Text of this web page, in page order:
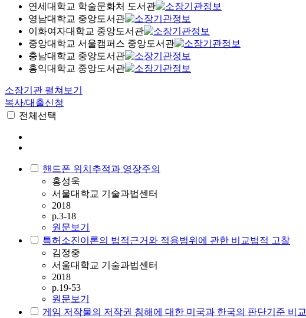
연세대학교 학술문화처 도서관
영남대학교 중앙도서관
이화여자대학교 중앙도서관
중앙대학교 서울캠퍼스 중앙도서관
충남대학교 중앙도서관
홍익대학교 중앙도서관
소장기관 펼쳐보기
복사/대출신청
전체선택
핸드폰 위치추적과 영장주의
홍성욱
서울대학교 기술과법센터
2018
p.3-18
원문보기
특허소진이론의 법적근거와 적용범위에 관한 비교법적 고찰
김정중
서울대학교 기술과법센터
2018
p.19-53
원문보기
게임 저작물의 저작권 침해에 대한 미국과 한국의 판단기준 비교